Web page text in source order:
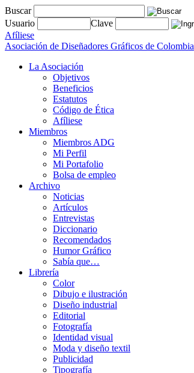
Buscar
Usuario
Clave
Afíliese
Asociación de Diseñadores Gráficos de Colombia
La Asociación
Objetivos
Beneficios
Estatutos
Código de Ética
Afíliese
Miembros
Miembros ADG
Mi Perfil
Mi Portafolio
Bolsa de empleo
Archivo
Noticias
Artículos
Entrevistas
Diccionario
Recomendados
Humor Gráfico
Sabía que…
Librería
Color
Dibujo e ilustración
Diseño industrial
Editorial
Fotografía
Identidad visual
Moda y diseño textil
Publicidad
Tipografía